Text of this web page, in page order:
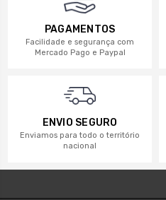
PAGAMENTOS
Facilidade e segurança com
Mercado Pago e Paypal
ENVIO SEGURO
Enviamos para todo o território
nacional